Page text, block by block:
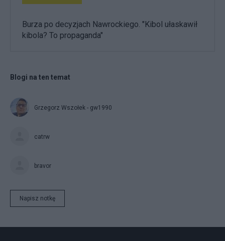
Burza po decyzjach Nawrockiego. "Kibol ułaskawił
kibola? To propaganda"
Blogi na ten temat
Grzegorz Wszołek - gw1990
catrw
bravor
Napisz notkę